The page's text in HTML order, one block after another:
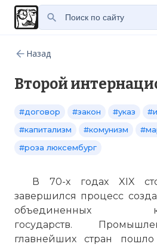
Назад
Второй
#договор #закон #указ
#капитализм
#комунизм
#роза люксембург
В 70-х годах XIX
завершился процесс
объединенных
государств.
главнейших стран